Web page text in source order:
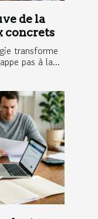
de la
concrets
transforme
pas à la...